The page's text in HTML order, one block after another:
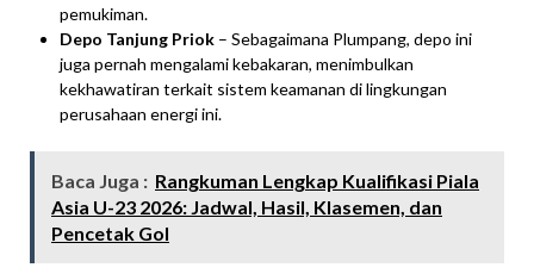
pemukiman.
Depo Tanjung Priok – Sebagaimana Plumpang, depo ini
juga pernah mengalami kebakaran, menimbulkan
kekhawatiran terkait sistem keamanan di lingkungan
perusahaan energi ini.
Baca Juga : Rangkuman Lengkap Kualifikasi Piala
Asia U-23 2026: Jadwal, Hasil, Klasemen, dan
Pencetak Gol